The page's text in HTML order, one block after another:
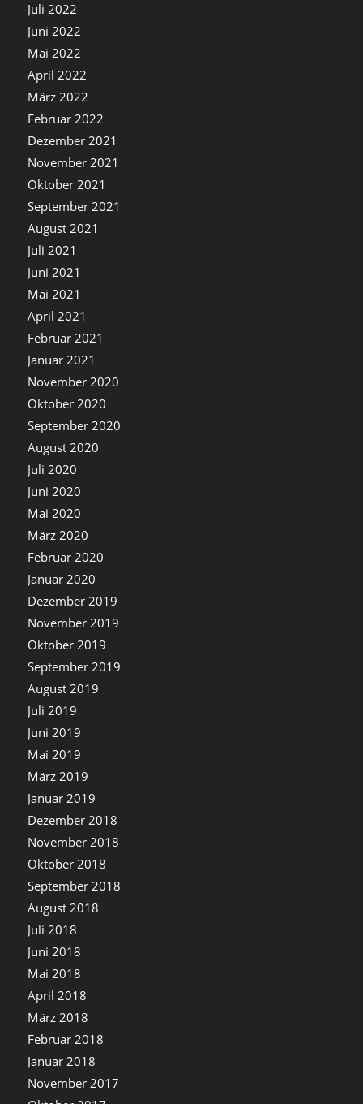
Juli 2022
Juni 2022
Mai 2022
April 2022
März 2022
Februar 2022
Dezember 2021
November 2021
Oktober 2021
September 2021
August 2021
Juli 2021
Juni 2021
Mai 2021
April 2021
Februar 2021
Januar 2021
November 2020
Oktober 2020
September 2020
August 2020
Juli 2020
Juni 2020
Mai 2020
März 2020
Februar 2020
Januar 2020
Dezember 2019
November 2019
Oktober 2019
September 2019
August 2019
Juli 2019
Juni 2019
Mai 2019
März 2019
Januar 2019
Dezember 2018
November 2018
Oktober 2018
September 2018
August 2018
Juli 2018
Juni 2018
Mai 2018
April 2018
März 2018
Februar 2018
Januar 2018
November 2017